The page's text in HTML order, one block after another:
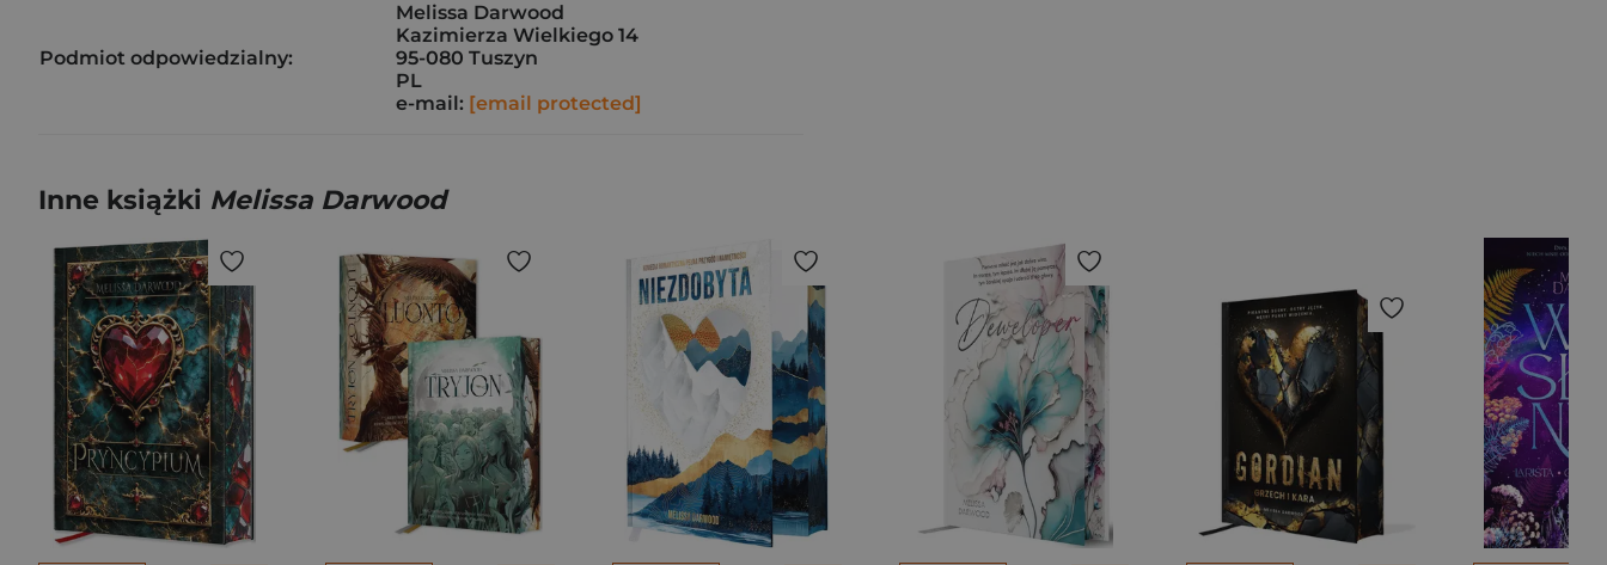
Podmiot odpowiedzialny:
Melissa Darwood
Kazimierza Wielkiego 14
95-080 Tuszyn
PL
e-mail: [email protected]
Inne książki Melissa Darwood